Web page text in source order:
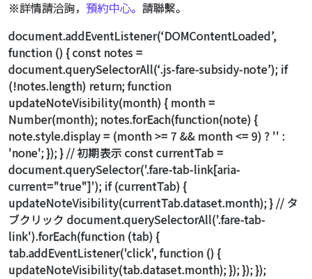
※詳情請洽詢， 預約中心。 請聯繫。
document.addEventListener(‘DOMContentLoaded’,
function () { const notes =
document.querySelectorAll(‘.js-fare-subsidy-note’); if
(!notes.length) return; function
updateNoteVisibility(month) { month =
Number(month); notes.forEach(function(note) {
note.style.display = (month >= 7 && month <= 9) ? '' :
'none'; }); } // 初期表示 const currentTab =
document.querySelector('.fare-tab-link[aria-
current="true"]'); if (currentTab) {
updateNoteVisibility(currentTab.dataset.month); } // タ
ブクリック document.querySelectorAll('.fare-tab-
link').forEach(function (tab) {
tab.addEventListener('click', function () {
updateNoteVisibility(tab.dataset.month); }); }); });